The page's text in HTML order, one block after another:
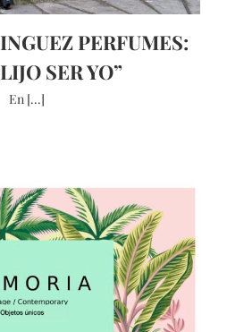
PERFUMES:
SER YO”
En [...]